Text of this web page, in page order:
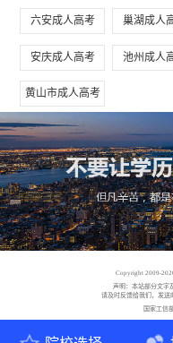
六安成人高考 巢湖成人
安庆成人高考 池州成人
黄山市成人高考
Copyright 2009-
声明：本站部分文字
请及时反馈给我们，发送
国家工信